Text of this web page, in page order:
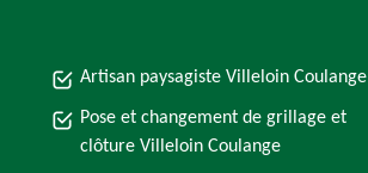
Artisan paysagiste Villeloin Coulange
Pose et changement de grillage et
clôture Villeloin Coulange